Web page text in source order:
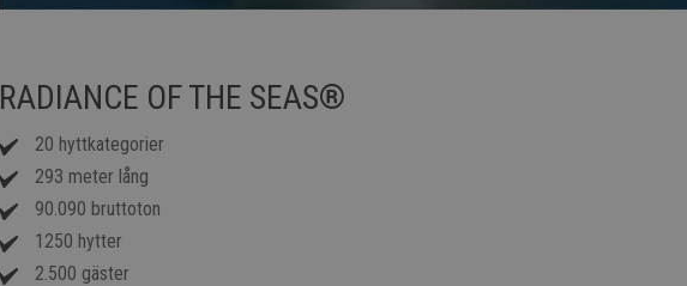
RADIANCE OF THE SEAS®
20 hyttkategorier
293 meter lång
90.090 bruttoton
1250 hytter
2.500 gäster